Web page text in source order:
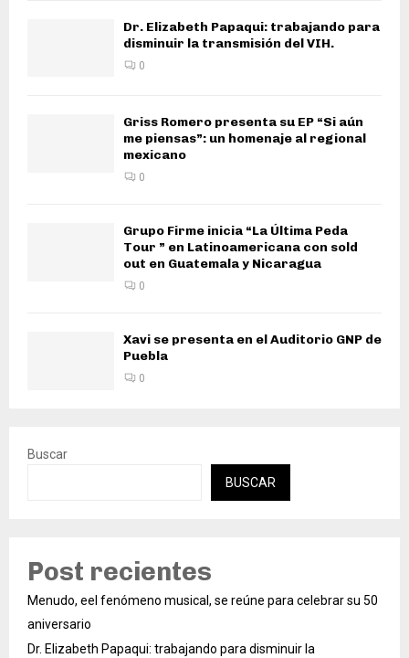
Dr. Elizabeth Papaqui: trabajando para
disminuir la transmisión del VIH.
0
Griss Romero presenta su EP “Si aún
me piensas”: un homenaje al regional
mexicano
0
Grupo Firme inicia “La Última Peda
Tour ” en Latinoamericana con sold
out en Guatemala y Nicaragua
0
Xavi se presenta en el Auditorio GNP de
Puebla
0
Buscar
BUSCAR
Post recientes
Menudo, eel fenómeno musical, se reúne para celebrar su 50
aniversario
Dr. Elizabeth Papaqui: trabajando para disminuir la